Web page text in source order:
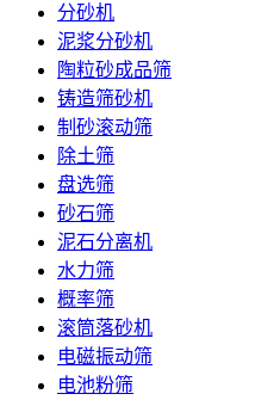
分砂机
泥浆分砂机
陶粒砂成品筛
铸造筛砂机
制砂滚动筛
除土筛
盘选筛
砂石筛
泥石分离机
水力筛
概率筛
滚筒落砂机
电磁振动筛
电池粉筛